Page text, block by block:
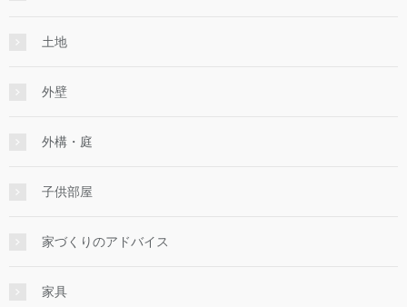
土地
外壁
外構・庭
子供部屋
家づくりのアドバイス
家具